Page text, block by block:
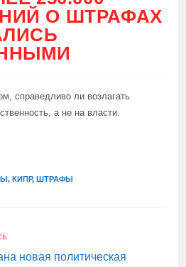
О ШТРАФАХ
справедливо ли возлагать
а не на власти.
, КИПР, ШТРАФЫ
новая политическая